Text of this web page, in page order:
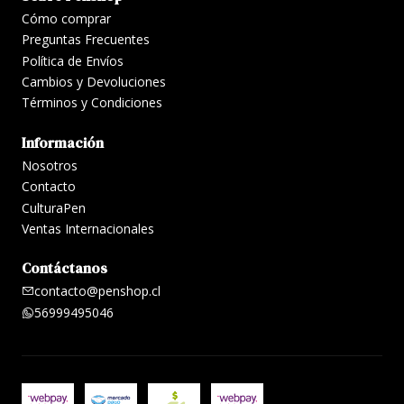
Cómo comprar
Preguntas Frecuentes
Política de Envíos
Cambios y Devoluciones
Términos y Condiciones
Información
Nosotros
Contacto
CulturaPen
Ventas Internacionales
Contáctanos
contacto@penshop.cl
56999495046